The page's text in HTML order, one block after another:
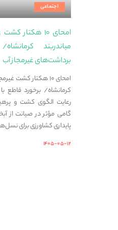
اجتماعی
امحای ۱۰ هکتار
میاندربند
برداشت‌های غیرمجاز آب
امحای ۱۰ هکتار کشت
کرمانشاه/ برخورد قاطع
رعایت الگوی کشت و
گامی مؤثر در صیانت از
پایداری کشاورزی برای
۱۴۰۵-۰۵-۱۲